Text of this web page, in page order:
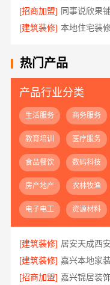
[招商加盟] 同事说欣果
[建筑装修]
热门产品
产品行业分类
生活服务 商务服务
教育培训 医疗服务
食品餐饮 数码科技
房产地产 农林牧渔
电子电工 资源材料
[建筑装修] 居安天成西
[建筑装修]
[招商加盟] 嘉兴锦居装